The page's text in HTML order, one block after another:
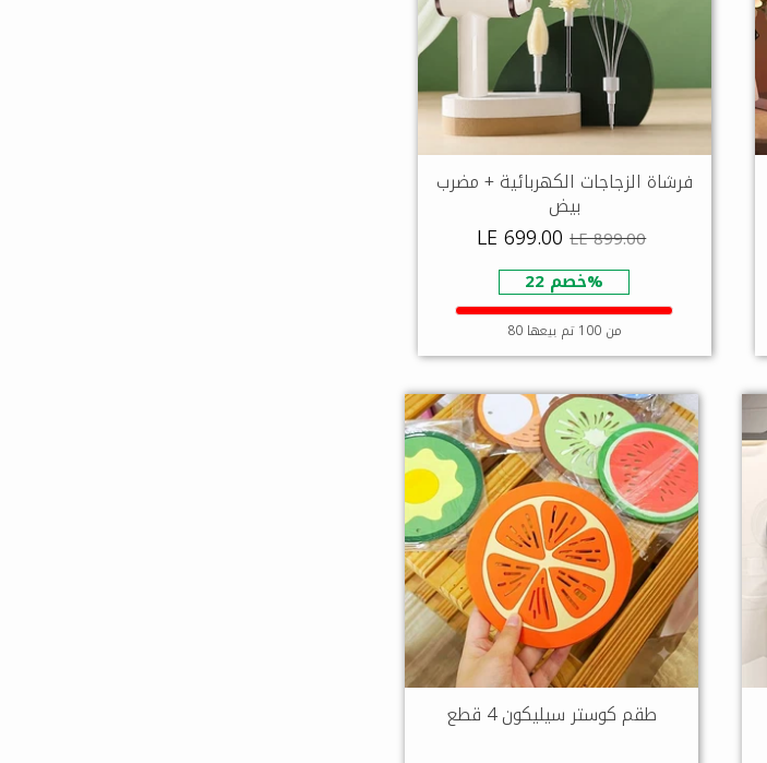
فرشاة الزجاجات الكهربائية + مضرب
بيض
LE 699.00 LE 899.00
خصم 22%
80 من 100 تم بيعها
طقم كوستر سيليكون 4 قطع